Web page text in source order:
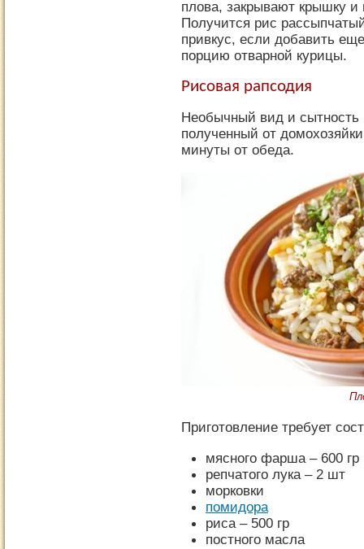
плова, закрывают крышку и
Получится рис
привкус, если добавить
порцию отварной курицы.
Рисовая рапсодия
Необычный вид и сытность
полученный от
минуты от обеда.
Приготовление требует
мясного фарша – 600 гр
репчатого лука – 2 шт
морковки
помидора
риса – 500 гр
постного масла